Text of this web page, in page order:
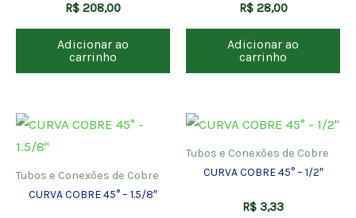
R$ 208,00
Adicionar ao
carrinho
R$28,00
Adicionar ao
carrinho
Tubos e Conexões de Cobre
CURVA COBRE 45° – 1.5/8″
Tubos e Conexões de Cobre
CURVA COBRE 45° – 1/2″
R$ 3,33